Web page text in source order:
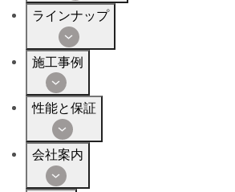
ラインナップ
施工事例
性能と保証
会社案内